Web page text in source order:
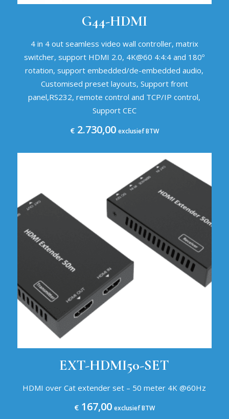
G44-HDMI
4 in 4 out seamless video wall controller, matrix
switcher, support HDMI 2.0, 4K@60 4:4:4 and 180º
rotation, support embedded/de-embedded audio,
Customised preset layouts, Support front
panel,RS232, remote control and TCP/IP control,
Support CEC
€2.730,00 exclusief BTW
EXT-HDMI50-SET
HDMI over Cat extender set – 50 meter 4K @60Hz
€167,00 exclusief BTW